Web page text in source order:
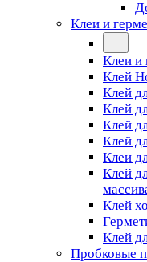
Клеи и
Клеи и
Клей
Клей
Клей
Клей
Клей
Клеи
Клей
Клей
Клей
Пробковые